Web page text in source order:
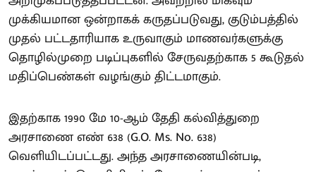
முக்கியமான ஒன்றாகக் கருதப்படுவது, குடும்பத்தில்
முதல் பட்டதாரியாக உருவாகும் மாணவர்களுக்கு
தொழில்முறை படிப்புகளில் சேருவதற்காக 5 கூடுதல்
மதிப்பெண்கள் வழங்கும் திட்டமாகும்.
இதற்காக 1990 மே 10-ஆம் தேதி கல்வித்துறை
அரசாணை எண் 638 (G.O. Ms. No. 638)
வெளியிடப்பட்டது. அந்த அரசாணையின்படி,